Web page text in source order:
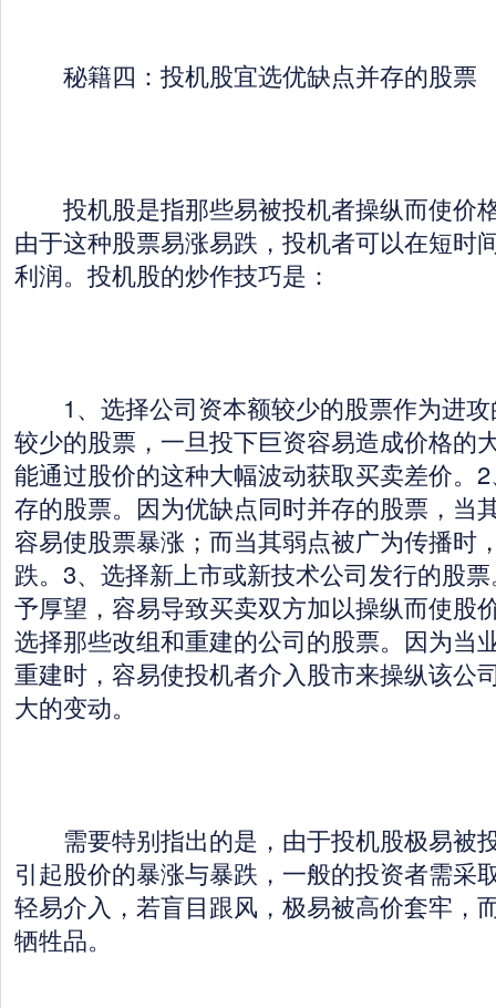
秘籍四：投机股宜选优缺点并存的股票
投机股是指那些易被投机者操纵而使价
由于这种股票易涨易跌，投机者可以在短时
利润。投机股的炒作技巧是：
1、选择公司资本额较少的股票作为进攻
较少的股票，一旦投下巨资容易造成价格的
能通过股价的这种大幅波动获取买卖差价。
存的股票。因为优缺点同时并存的股票，当
容易使股票暴涨；而当其弱点被广为传播时
跌。3、选择新上市或新技术公司发行的股
予厚望，容易导致买卖双方加以操纵而使股
选择那些改组和重建的公司的股票。因为当
重建时，容易使投机者介入股市来操纵该公
大的变动。
需要特别指出的是，由于投机股极易被
引起股价的暴涨与暴跌，一般的投资者需采
轻易介入，若盲目跟风，极易被高价套牢，
牺牲品。